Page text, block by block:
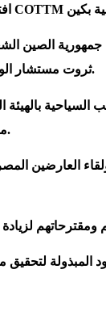
الصين
ثروت مستشار الوزير للعلاقات الدولية والمُشرف العام على الإدارة العامة للعلاقات الدولية والاتفاقيات بالوزارة.
السياحية
مسئولة ملف الصين بالإدارة العامة للمكاتب الخارجية بالهيئة المصرية العامة للتنشيط السياحي.
العارضين
المبذولة